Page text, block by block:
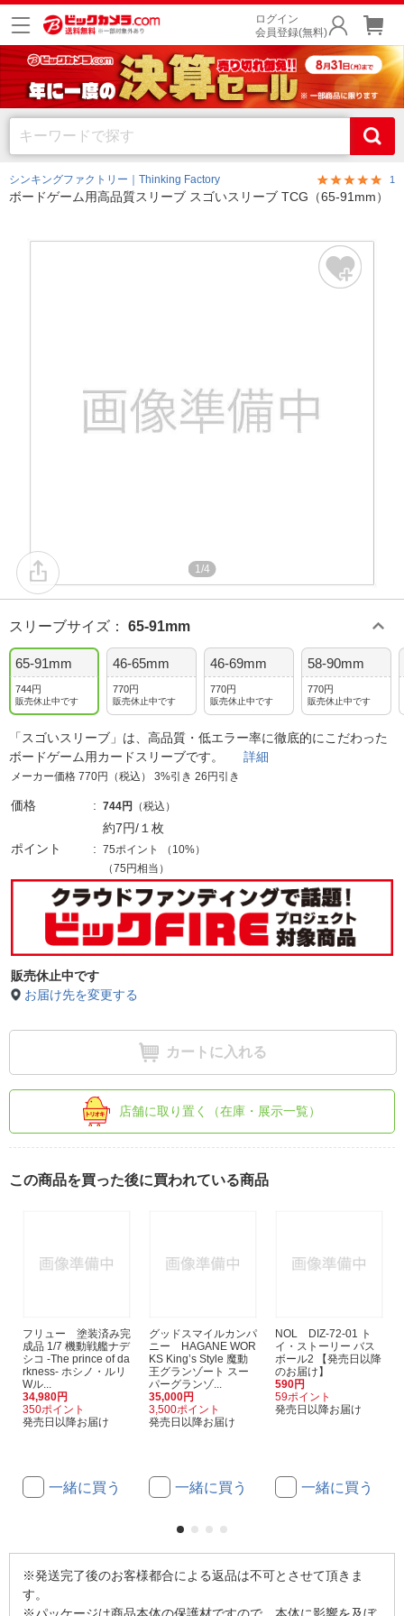
ログイン
会員登録(無料)
シンキングファクトリー｜Thinking Factory 1
ボードゲーム用高品質スリーブ スゴいスリーブ TCG（65-91mm）
1/4
スリーブサイズ ： 65-91mm
65-91mm
744円
販売休止中です
46-65mm
770円
販売休止中です
46-69mm
770円
販売休止中です
58-90mm
770円
販売休止中です
「スゴいスリーブ」は、高品質・低エラー率に徹底的にこだわった
ボードゲーム用カードスリーブです。 詳細
メーカー価格 770円（税込） 3%引き 26円引き
価格 744円 （税込）
約7円/１枚
ポイント
75ポイント （ 10%）
（75円相当）
販売休止中です
お届け先を変更する
カートに入れる
店舗に取り置く（在庫・展示一覧）
この商品を買った後に買われている商品
フリュー 塗装済み完
成品 1/7 機動戦艦ナデ
シコ -The prince of da
rkness- ホシノ・ルリ
Wル...
34,980円
350ポイント
発売日以降お届け
一緒に買う
グッドスマイルカンパ
ニー HAGANE WOR
KS King’s Style 魔動
王グランゾート スー
パーグランゾ...
35,000円
3,500ポイント
発売日以降お届け
一緒に買う
NOL DIZ-72-01 ト
イ・ストーリー バス
ボール2 【発売日以降
のお届け】
590円
59ポイント
発売日以降お届け
一緒に買う
※発送完了後のお客様都合による返品は不可とさせて頂きま
す。